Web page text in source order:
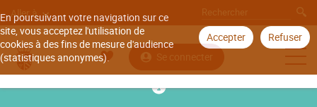
En poursuivant votre navigation sur ce
site, vous acceptez l'utilisation de
cookies à des fins de mesure d'audience
(statistiques anonymes).
Accepter Refuser
Aller à
Se connecter